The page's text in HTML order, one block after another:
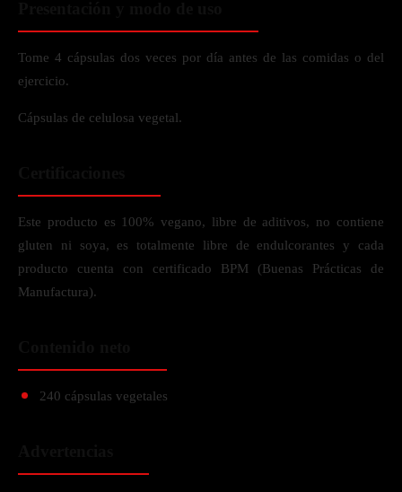
Tome 4 cápsulas dos veces por día antes de las comidas o del
ejercicio.
Cápsulas de celulosa vegetal.
Este producto es 100% vegano, libre de aditivos, no contiene
gluten ni soya, es totalmente libre de endulcorantes y cada
producto cuenta con certificado BPM (Buenas Prácticas de
Manufactura).
240 cápsulas vegetales